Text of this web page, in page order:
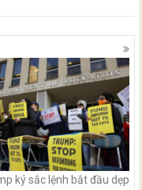
ký sắc lệnh bắt đầu dẹp